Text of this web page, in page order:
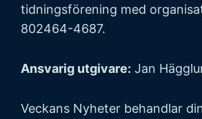
tidningsförening med
802464-4687.
Ansvarig utgivare: Jan
Veckans Nyheter behandlar